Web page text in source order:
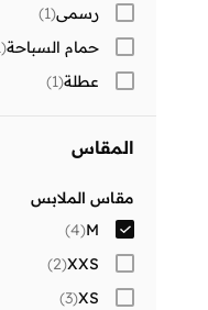
رسمي(
1
)
حمام السباحة(
عطلة(
1
)
المقاس
مقاس الملابس
M
(
4
)
XXS
(
2
)
XS
(
3
)